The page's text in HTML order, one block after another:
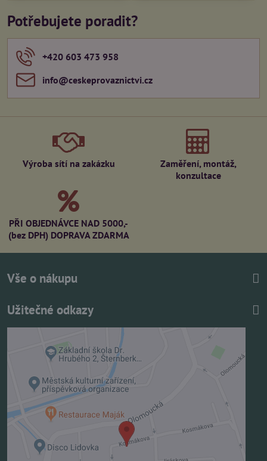
Potřebujete poradit?
+420 603 473 958
info​@ceskeprovaznictvi​.cz
Výroba sítí na zakázku
Zaměření, montáž,
konzultace
PŘI OBJEDNÁVCE NAD 5000,-
(bez DPH) DOPRAVA ZDARMA
Vše o nákupu
Užitečné odkazy
Externí obsah je blokován Volbami soukromí
Přejete si načíst externí obsah?
Povolit jednou